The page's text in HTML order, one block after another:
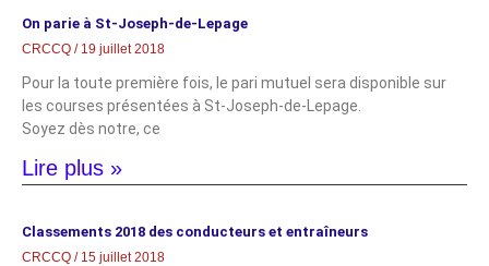
On parie à St-Joseph-de-Lepage
CRCCQ 19 juillet 2018
Pour la toute première fois, le pari mutuel sera disponible sur
les courses présentées à St-Joseph-de-Lepage.
Soyez dès notre, ce
Lire plus »
Classements 2018 des conducteurs et entraîneurs
CRCCQ 15 juillet 2018